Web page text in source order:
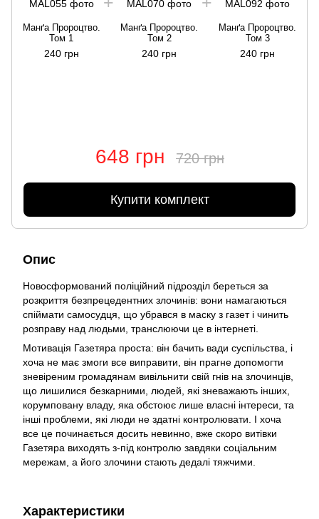
Манґа Пророцтво.
Том 1
240 грн
Манґа Пророцтво.
Том 2
240 грн
Манґа Пророцтво.
Том 3
240 грн
648 грн 720 грн
Купити комплект
Опис
Новосформований поліційний підрозділ береться за
розкриття безпрецедентних злочинів: вони намагаються
спіймати самосудця, що убрався в маску з газет і чинить
розправу над людьми, транслюючи це в інтернеті.
Мотивація Газетяра проста: він бачить вади суспільства, і
хоча не має змоги все виправити, він прагне допомогти
зневіреним громадянам вивільнити свій гнів на злочинців,
що лишилися безкарними, людей, які зневажають інших,
корумповану владу, яка обстоює лише власні інтереси, та
інші проблеми, які люди не здатні контролювати. І хоча
все це починається досить невинно, вже скоро витівки
Газетяра виходять з-під контролю завдяки соціальним
мережам, а його злочини стають дедалі тяжчими.
Характеристики